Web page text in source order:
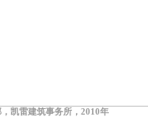
凯雷建筑事务所，2010年